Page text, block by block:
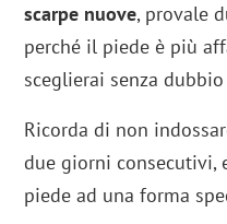
scarpe nuove, provale
perché il piede è più
sceglierai senza
Ricorda di non
due giorni
piede ad una forma